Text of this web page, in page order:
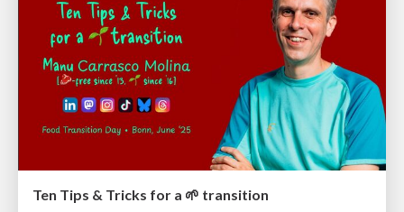
Ten Tips & Tricks for a 🌱 transition